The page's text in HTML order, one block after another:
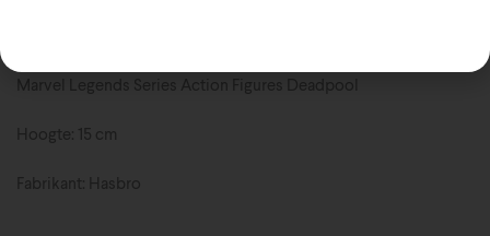
Marvel Legends Series Action Figures Deadpool
Hoogte: 15 cm
Fabrikant: Hasbro